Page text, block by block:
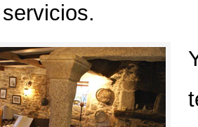
servicios.